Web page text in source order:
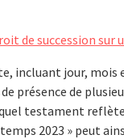
de succession
incluant jour, mois
présence de
testament
2023 » peut